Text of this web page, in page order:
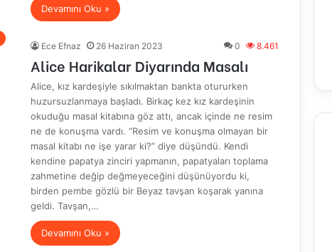
Devamını Oku »
Ece Efnaz 26 Haziran 2023 0 8.461
Alice Harikalar Diyarında Masalı
Alice, kız kardeşiyle sıkılmaktan bankta otururken
huzursuzlanmaya başladı. Birkaç kez kız kardeşinin
okuduğu masal kitabına göz attı, ancak içinde ne resim
ne de konuşma vardı. “Resim ve konuşma olmayan bir
masal kitabı ne işe yarar ki?” diye düşündü. Kendi
kendine papatya zinciri yapmanın, papatyaları toplama
zahmetine değip değmeyeceğini düşünüyordu ki,
birden pembe gözlü bir Beyaz tavşan koşarak yanına
geldi. Tavşan,…
Devamını Oku »